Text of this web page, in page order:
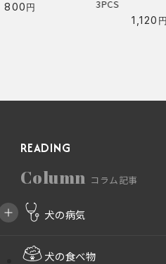
READING
Column コラム記事
犬の病気
犬の食べ物